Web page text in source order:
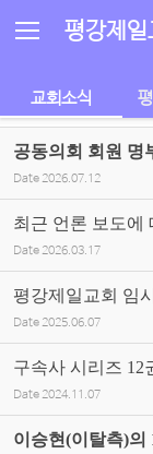
평강제일
교회소식
공동의회 회원 명
Date 2026.07.12
최근 언론 보도에
Date 2026.03.17
평강제일교회 임
Date 2025.06.07
구속사 시리즈 12
Date 2024.11.07
이승현(이탈측)의